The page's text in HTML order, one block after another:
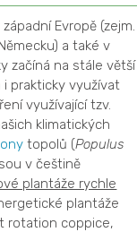
Evropě (zejm.
a také v
začíná na stále větší
prakticky využívat
využívající tzv.
klimatických
topolů (Populus
v češtině
plantáže rychle
plantáže
rotation coppice,